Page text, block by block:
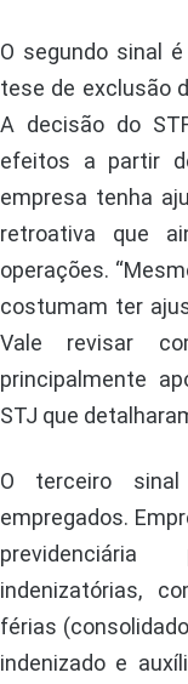
O segundo sinal
tese de exclusão
A decisão do
efeitos a partir
empresa tenha
retroativa que
operações.
costumam ter
Vale revisar
principalmente
STJ que
O terceiro
empregados.
indenizatórias,
férias
indenizado e